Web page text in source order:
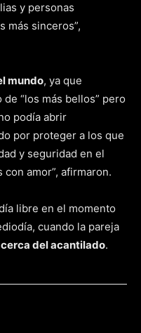
y personas
más sinceros”,
mundo, ya que
“los más bellos” pero
podía abrir
por proteger a los que
y seguridad en el
amor”, afirmaron.
libre en el momento
cuando la pareja
del acantilado.